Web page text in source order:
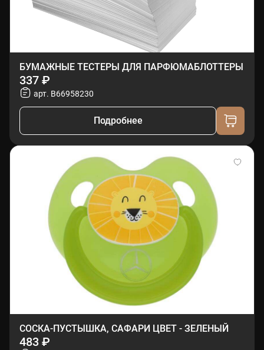
БУМАЖНЫЕ ТЕСТЕРЫ ДЛЯ ПАРФЮМАБЛОТТЕРЫ
337 ₽
арт. B66958230
Подробнее
СОСКА-ПУСТЫШКА, САФАРИ ЦВЕТ - ЗЕЛЕНЫЙ
483 ₽